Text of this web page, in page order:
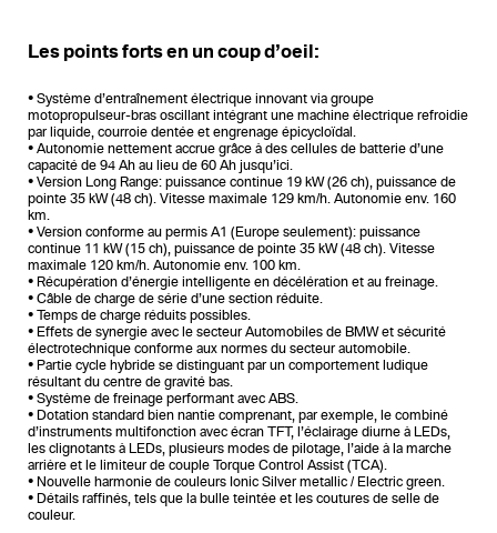
Les points forts en un coup d’oeil:
• Système d’entraînement électrique innovant via groupe
motopropulseur-bras oscillant intégrant une machine électrique refroidie
par liquide, courroie dentée et engrenage épicycloïdal.
• Autonomie nettement accrue grâce à des cellules de batterie d’une
capacité de 94 Ah au lieu de 60 Ah jusqu’ici.
• Version Long Range: puissance continue 19 kW (26 ch), puissance de
pointe 35 kW (48 ch). Vitesse maximale 129 km/h. Autonomie env. 160
km.
• Version conforme au permis A1 (Europe seulement): puissance
continue 11 kW (15 ch), puissance de pointe 35 kW (48 ch). Vitesse
maximale 120 km/h. Autonomie env. 100 km.
• Récupération d’énergie intelligente en décélération et au freinage.
• Câble de charge de série d’une section réduite.
• Temps de charge réduits possibles.
• Effets de synergie avec le secteur Automobiles de BMW et sécurité
électrotechnique conforme aux normes du secteur automobile.
• Partie cycle hybride se distinguant par un comportement ludique
résultant du centre de gravité bas.
• Système de freinage performant avec ABS.
• Dotation standard bien nantie comprenant, par exemple, le combiné
d’instruments multifonction avec écran TFT, l’éclairage diurne à LEDs,
les clignotants à LEDs, plusieurs modes de pilotage, l’aide à la marche
arrière et le limiteur de couple Torque Control Assist (TCA).
• Nouvelle harmonie de couleurs Ionic Silver metallic / Electric green.
• Détails raffinés, tels que la bulle teintée et les coutures de selle de
couleur.